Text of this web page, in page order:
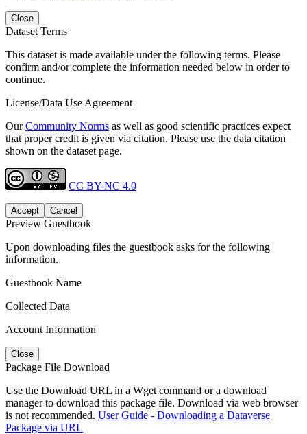
Close
Dataset Terms
This dataset is made available under the following terms. Please
confirm and/or complete the information needed below in order to
continue.
License/Data Use Agreement
OurCommunity Norms as well as good scientific practices expect
that proper credit is given via citation. Please use the data citation
shown on the dataset page.
CC BY-NC 4.0
Accept Cancel
Preview Guestbook
Upon downloading files the guestbook asks for the following
information.
Guestbook Name
Collected Data
Account Information
Close
Package File Download
Use the Download URL in a Wget command or a download
manager to download this package file. Download via web browser
is not recommended. User Guide - Downloading a Dataverse
Package via URL